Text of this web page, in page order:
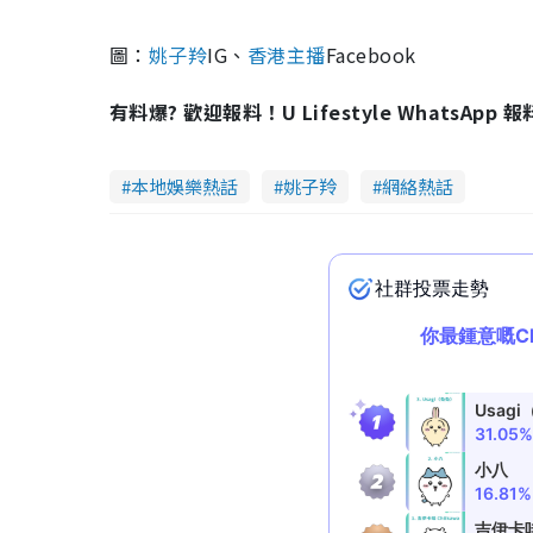
圖： 姚子羚IG、 香港主播Facebook
有料爆? 歡迎報料！U Lifestyle WhatsApp 報
本地娛樂熱話 姚子羚 網絡熱話